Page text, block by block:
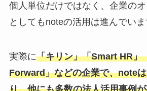
個人単位だけではなく、企業の
としてもnoteの活用は進んでいま
実際に「キリン」「Smart HR」
Forward」などの企業で、note